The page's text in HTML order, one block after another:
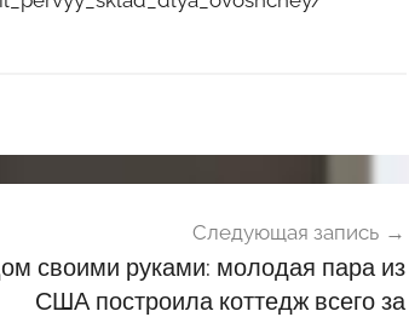
Следующая запись
своими руками: молодая пара из
США построила коттедж всего за